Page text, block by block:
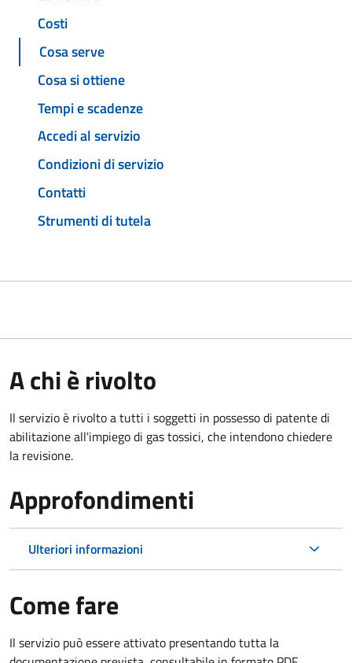
Costi
Cosa serve
Cosa si ottiene
Tempi e scadenze
Accedi al servizio
Condizioni di servizio
Contatti
Strumenti di tutela
A chi è rivolto
Il servizio è rivolto a tutti i soggetti in possesso di patente di
abilitazione all'impiego di gas tossici, che intendono chiedere
la revisione.
Approfondimenti
Ulteriori informazioni
Come fare
Il servizio può essere attivato presentando tutta la